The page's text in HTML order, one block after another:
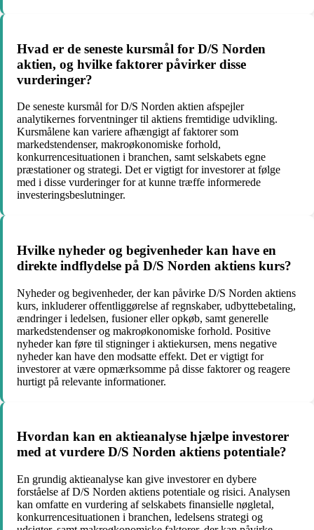
Hvad er de seneste kursmål for D/S Norden
aktien, og hvilke faktorer påvirker disse
vurderinger?
De seneste kursmål for D/S Norden aktien afspejler
analytikernes forventninger til aktiens fremtidige udvikling.
Kursmålene kan variere afhængigt af faktorer som
markedstendenser, makroøkonomiske forhold,
konkurrencesituationen i branchen, samt selskabets egne
præstationer og strategi. Det er vigtigt for investorer at følge
med i disse vurderinger for at kunne træffe informerede
investeringsbeslutninger.
Hvilke nyheder og begivenheder kan have en
direkte indflydelse på D/S Norden aktiens kurs?
Nyheder og begivenheder, der kan påvirke D/S Norden aktiens
kurs, inkluderer offentliggørelse af regnskaber, udbyttebetaling,
ændringer i ledelsen, fusioner eller opkøb, samt generelle
markedstendenser og makroøkonomiske forhold. Positive
nyheder kan føre til stigninger i aktiekursen, mens negative
nyheder kan have den modsatte effekt. Det er vigtigt for
investorer at være opmærksomme på disse faktorer og reagere
hurtigt på relevante informationer.
Hvordan kan en aktieanalyse hjælpe investorer
med at vurdere D/S Norden aktiens potentiale?
En grundig aktieanalyse kan give investorer en dybere
forståelse af D/S Norden aktiens potentiale og risici. Analysen
kan omfatte en vurdering af selskabets finansielle nøgletal,
konkurrencesituationen i branchen, ledelsens strategi og